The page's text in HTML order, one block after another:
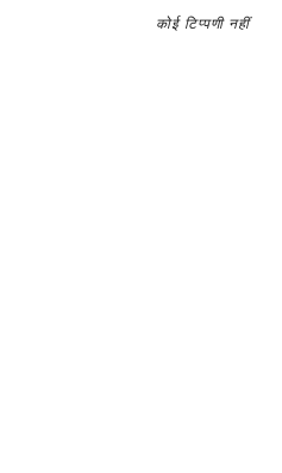
कोई टिप्पणी नहीं